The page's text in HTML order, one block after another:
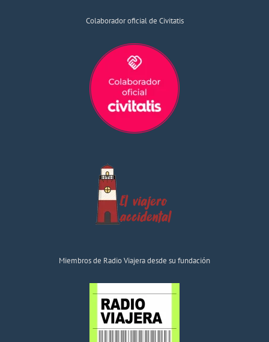
Colaborador oficial de Civitatis
Miembros de Radio Viajera desde su fundación